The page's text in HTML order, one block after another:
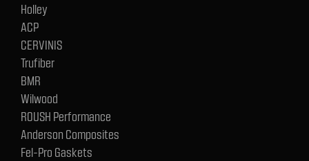
Holley
ACP
CERVINIS
Trufiber
BMR
Wilwood
ROUSH Performance
Anderson Composites
Fel-Pro Gaskets